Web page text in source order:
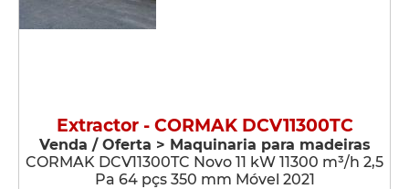
Extractor - CORMAK DCV11300TC
Venda / Oferta > Maquinaria para madeiras
CORMAK DCV11300TC Novo 11 kW 11300 m³/h 2,5
Pa 64 pçs 350 mm Móvel 2021